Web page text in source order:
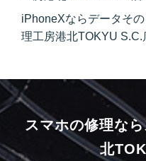
iPhoneXならデータそ
理工房港北TOKYU S.C.
スマホの修理な
北